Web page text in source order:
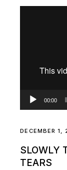
00:00
DECEMBER 1,
SLOWLY
TEARS